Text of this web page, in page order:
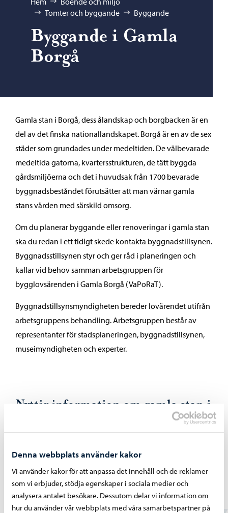
Denna webbplats använder kakor
Vi använder kakor för att anpassa det innehåll och de reklamer
som vi erbjuder, stödja egenskaper i sociala medier och
analysera antalet besökare. Dessutom delar vi information om
hur du använder vår webbplats med våra samarbetspartner på
Tomter och byggande
Byggande
Byggande i Gamla
Borgå
Gamla stan i Borgå, dess ålandskap och borgbacken är en
del av det finska nationallandskapet. Borgå är en av de sex
städer som grundades under medeltiden. De välbevarade
medeltida gatorna, kvartersstrukturen, de tätt byggda
gårdsmiljöerna och det i huvudsak från 1700 bevarade
byggnadsbeståndet förutsätter att man värnar gamla
stans värden med särskild omsorg.
Om du planerar byggande eller renoveringar i gamla stan
ska du redan i ett tidigt skede kontakta byggnadstillsynen.
Byggnadsstillsynen styr och ger råd i planeringen och
kallar vid behov samman arbetsgruppen för
bygglovsärenden i Gamla Borgå (VaPoRaT).
Byggnadstillsynsmyndigheten bereder lovärendet utifrån
arbetsgruppens behandling. Arbetsgruppen består av
representanter för stadsplaneringen, byggnadstillsynen,
museimyndigheten och experter.
Nyttig information om gamla stan i
bygganvisningarna för Gamla stan i Borgå
Detaljplan för gamla stan i Borgå (DP-225)
Tilläggsinformation fås från byggnadstillsynen.